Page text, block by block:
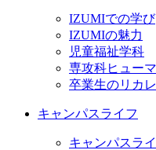
IZUMIでの学び
IZUMIの魅力
児童福祉学科
専攻科ヒュー
卒業生のリカ
キャンパスライフ
キャンパスラ